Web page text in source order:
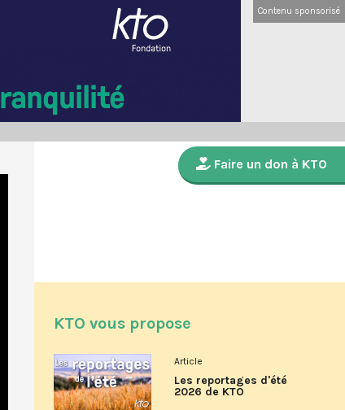
Contenu sponsorisé
Faire un don à KTO
KTO vous propose
Article
Les reportages d'été
2026 de KTO